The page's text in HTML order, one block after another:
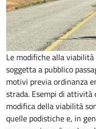
Le modifiche alla
soggetta a pubblico
motivi previa ordinanza
strada. Esempi di attività
modifica della viabilità
quelle podistiche e, in